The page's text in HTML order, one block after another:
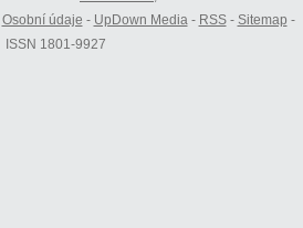
Osobní údaje - UpDown Media- RSS- Sitemap -
ISSN 1801-9927